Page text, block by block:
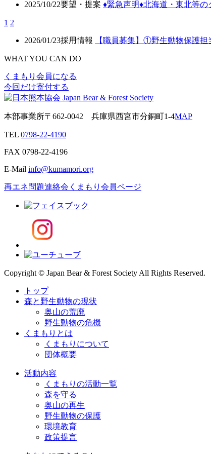
2025/10/22要望・提案 ♦️緊急声明♦️北海道・東北等
1 2
2026/01/23採用情報 【職員募集】①野生動物保護
WHAT YOU CAN DO
くまもり会員になる
今回だけ寄付する
本部事業所〒662-0042 兵庫県西宮市分銅町1-4MAP
TEL 0798-22-4190
FAX 0798-22-4196
E-Mail info@kumamori.org
再エネ問題連絡会 くまもり会員ページ
Copyright © Japan Bear & Forest Society All Rights Reserved.
トップ
森と野生動物の現状
奥山の荒廃
野生動物の危機
くまもりとは
くまもりについて
団体概要
活動内容
くまもりの活動一覧
森を守る
奥山の再生
野生動物の保護
環境教育
政策提言